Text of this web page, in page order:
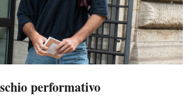
performativo